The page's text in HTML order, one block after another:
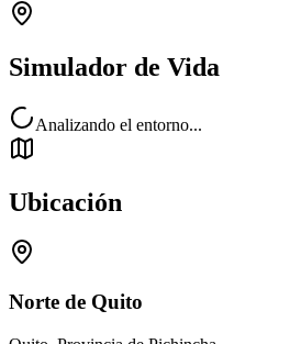
Simulador de Vida
Analizando el entorno...
Ubicación
Norte de Quito